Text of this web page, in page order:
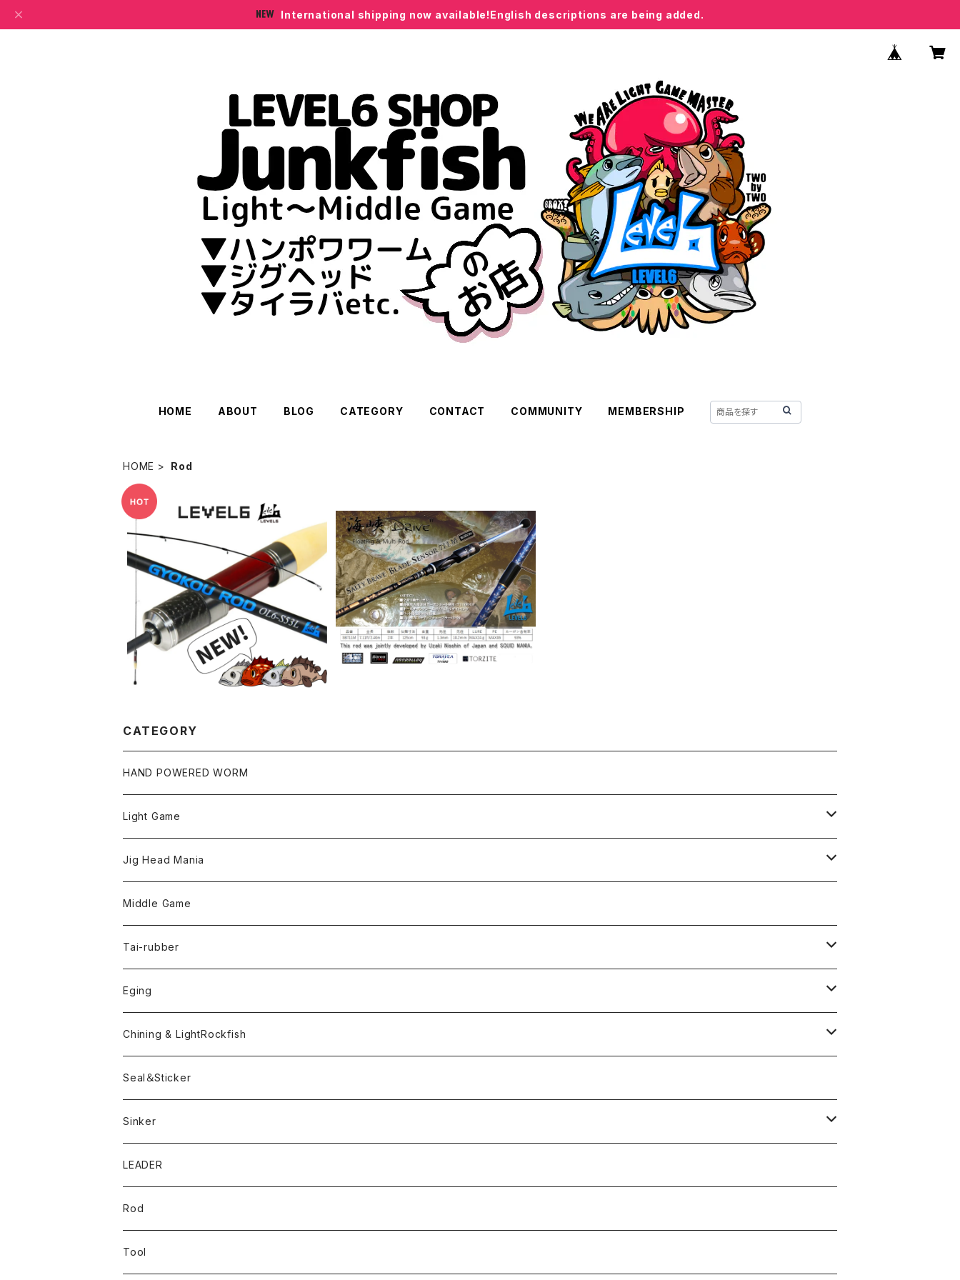
International shipping now available!English descriptions are being added.
HOME ABOUT BLOG CATEGORY CONTACT COMMUNITY MEMBERSHIP
HOME Rod
GYOKOU ROD OL6-S53L【おり釣
具×レベロク】漁港ロッド
¥17,945
10%OFF
SOLD OUT
SALTYBRAVE BladeSensor711M
"海峡Drive"【SQUIDMANIA×レベ
ロク】
¥76,230
SOLD OUT
CATEGORY
HAND POWERED WORM
Light Game
LightGame Worm
Bスネイクmicro
Fリトリーバー
漁港ワームLv.2
Bスネイクinch
Snap
Handle Knob
Jig Head Mania
Phase-up
ピカルヘッド
LEVEL6
YARIE
ECOGEAR
Middle Game
Tai-rubber
TWObyTWO
ツートンネクタイ
ACTIVE
Eging
Egi
Rig
Chining & LightRockfish
Worm
KeeperLine
Seal＆Sticker
Sinker
キーパーライン
U4シンカー
LEADER
Rod
Tool